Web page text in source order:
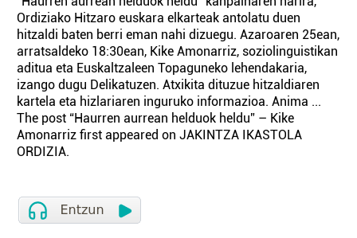
Ordiziako Hitzaro euskara elkarteak antolatu duen
hitzaldi baten berri eman nahi dizuegu. Azaroaren 25ean,
arratsaldeko 18:30ean, Kike Amonarriz, soziolinguistikan
aditua eta Euskaltzaleen Topaguneko lehendakaria,
izango dugu Delikatuzen. Atxikita dituzue hitzaldiaren
kartela eta hizlariaren inguruko informazioa. Anima ...
The post “Haurren aurrean helduok heldu” – Kike
Amonarriz first appeared on JAKINTZA IKASTOLA
ORDIZIA.